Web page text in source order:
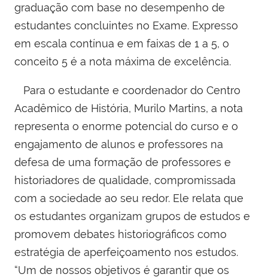
graduação com base no desempenho de
estudantes concluintes no Exame. Expresso
em escala contínua e em faixas de 1 a 5, o
conceito 5 é a nota máxima de excelência.
Para o estudante e coordenador do Centro
Acadêmico de História, Murilo Martins, a nota
representa o enorme potencial do curso e o
engajamento de alunos e professores na
defesa de uma formação de professores e
historiadores de qualidade, compromissada
com a sociedade ao seu redor. Ele relata que
os estudantes organizam grupos de estudos e
promovem debates historiográficos como
estratégia de aperfeiçoamento nos estudos.
“Um de nossos objetivos é garantir que os